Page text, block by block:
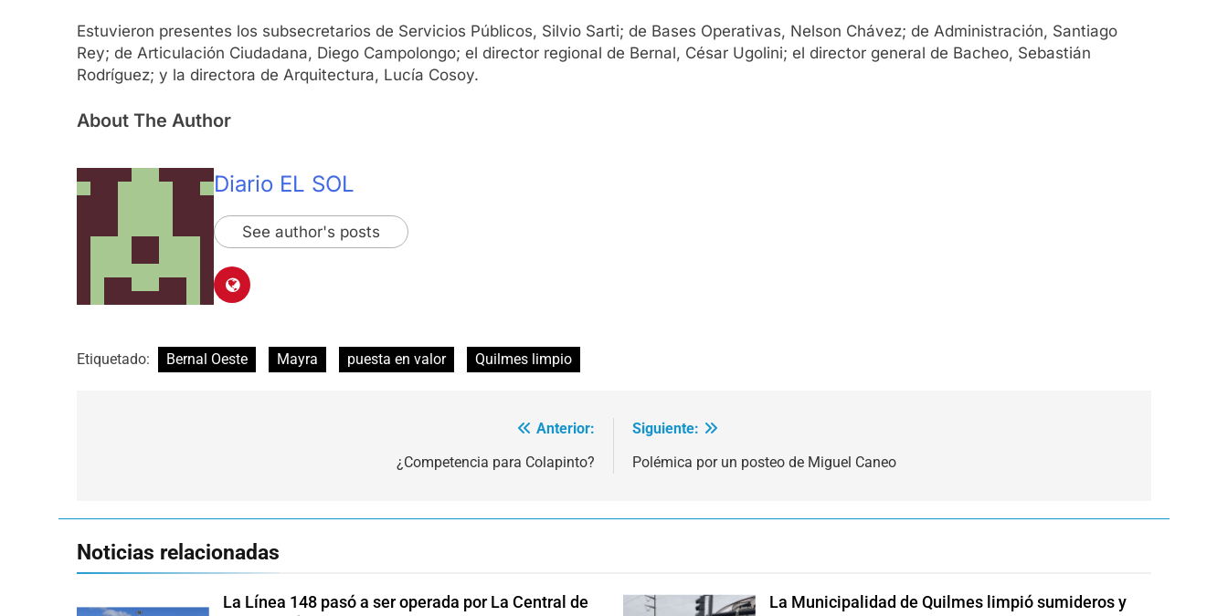
Estuvieron presentes los subsecretarios de Servicios Públicos, Silvio Sarti; de Bases Operativas, Nelson Chávez; de Administración, Santiago
Rey; de Articulación Ciudadana, Diego Campolongo; el director regional de Bernal, César Ugolini; el director general de Bacheo, Sebastián
Rodríguez; y la directora de Arquitectura, Lucía Cosoy.
About The Author
Diario EL SOL
See author's posts
Etiquetado: Bernal Oeste Mayra puesta en valor Quilmes limpio
Anterior:
¿Competencia para Colapinto?
Siguiente:
Polémica por un posteo de Miguel Caneo
Noticias relacionadas
La Línea 148 pasó a ser operada por La Central de
La Municipalidad de Quilmes limpió sumideros y